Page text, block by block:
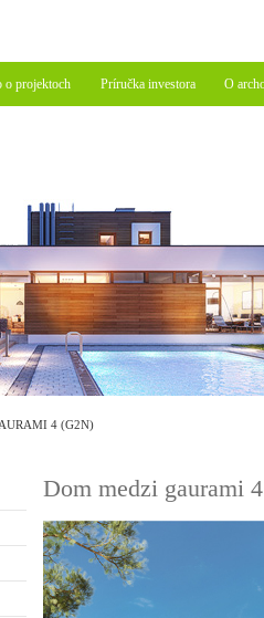
o projektoch Príručka investora O
4 (G2N)
Dom medzi gaurami